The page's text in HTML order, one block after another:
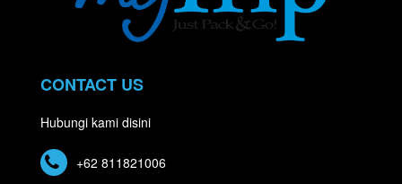
CONTACT US
Hubungi kami disini
+62 811821006